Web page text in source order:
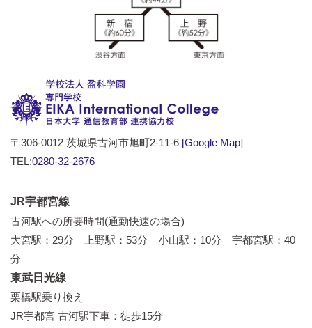
〒306-0012 茨城県古河市旭町2-11-6 [Google Map]
TEL:0280-32-2676
JR宇都宮線
古河駅への所要時間(通勤快速の場合)
大宮駅：29分 上野駅：53分 小山駅：10分 宇都宮駅：40
分
東武日光線
栗橋駅乗り換え
JR宇都宮 古河駅下車：徒歩15分